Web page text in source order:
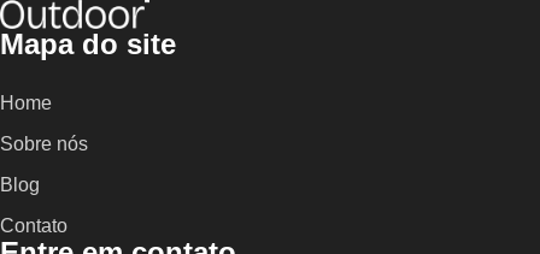
Mapa do site
Home
Sobre nós
Blog
Contato